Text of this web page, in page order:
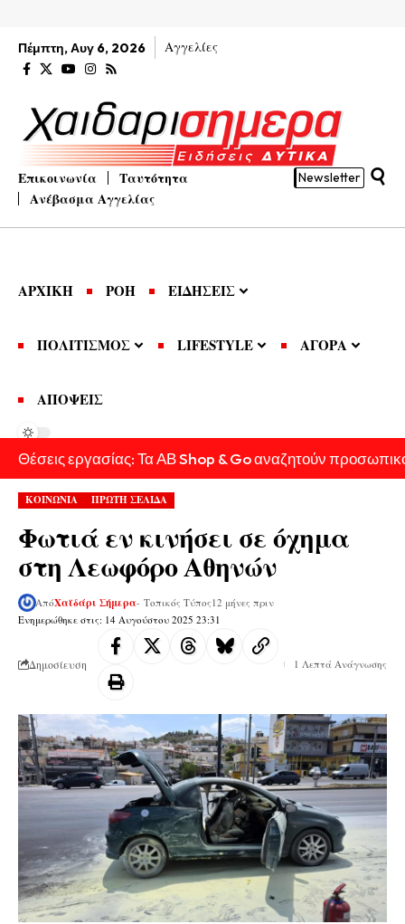
Πέμπτη, Αυγ 6, 2026 Αγγελίες
Επικοινωνία
Ταυτότητα
Ανέβασμα Αγγελίας
Newsletter
ΑΡΧΙΚΗ ΡΟΗ ΕΙΔΗΣΕΙΣ
ΠΟΛΙΤΙΣΜΟΣ LIFESTYLE ΑΓΟΡΑ
ΑΠΟΨΕΙΣ
Θέσεις εργασίας: Τα ΑΒ Shop & Go αναζητούν
ΚΟΙΝΩΝΙΑ ΠΡΩΤΗ ΣΕΛΙΔΑ
Φωτιά εν κινήσει σε όχημα
στη Λεωφόρο Αθηνών
Ενημερώθηκε στις: 14 Αυγούστου 2025 23:31
ΑπόΧαϊδάρι Σήμερα- Τοπικός Τύπος 12 μήνες πριν
Δημοσίευση 1 Λεπτά Ανάγνωσης